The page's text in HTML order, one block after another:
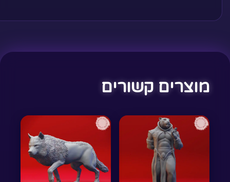
מוצרים קשורים
למוצר
למוצר
מספר
סוגים.